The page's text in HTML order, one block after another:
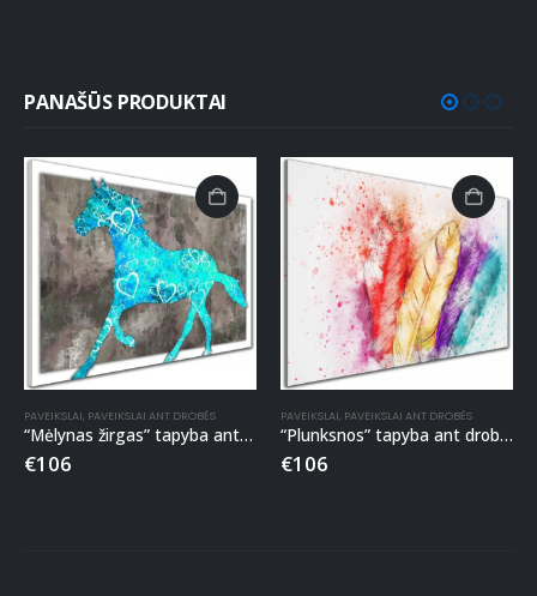
PANAŠŪS PRODUKTAI
PAVEIKSLAI, PAVEIKSLAI ANT DROBĖS
“Mėlynas žirgas” tapyba ant drobės
€106
PAVEIKSLAI, PAVEIKSLAI ANT DROBĖS
“Plunksnos” tapyba ant drobės
€106